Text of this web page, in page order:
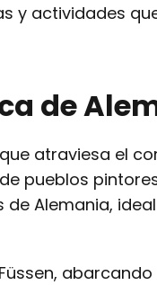
y actividades
de
atraviesa el
pueblos
Alemania,